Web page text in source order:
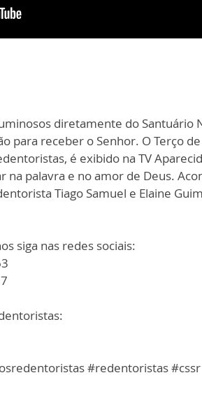
diretamente do Santuário
para receber o Senhor. O Terço
é exibido na TV
palavra e no amor de Deus.
Tiago Samuel e Elaine
siga nas redes sociais:
#redentoristas #cssr